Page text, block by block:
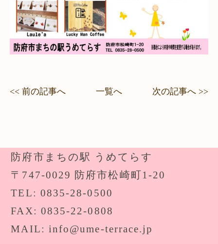
<< 前の記事へ 一覧へ 次の記事へ >>
防府市まちの駅 うめてらす
〒747-0029 防府市松崎町1-20
TEL: 0835-28-0500
FAX: 0835-22-0808
MAIL: info@ume-terrace.jp